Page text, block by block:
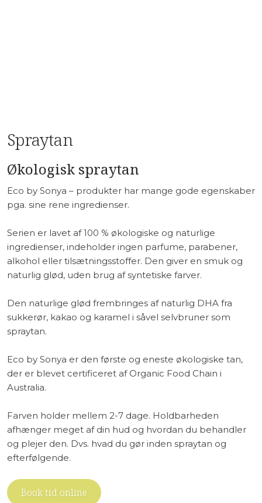
Spraytan
Økologisk spraytan
Eco by Sonya – produkter har mange gode egenskaber
pga. sine rene ingredienser.
Serien er lavet af 100 % økologiske og naturlige
ingredienser, indeholder ingen parfume, parabener,
alkohol eller tilsætningsstoffer. Den giver en smuk og
naturlig glød, uden brug af syntetiske farver.
Den naturlige glød frembringes af naturlig DHA fra
sukkerør, kakao og karamel i såvel selvbruner som
spraytan.
Eco by Sonya er den første og eneste økologiske tan,
der er blevet certificeret af Organic Food Chain i
Australia.
Farven holder mellem 2-7 dage. Holdbarheden
afhænger meget af din hud og hvordan du behandler
og plejer den. Dvs. hvad du gør inden spraytan og
efterfølgende.
Book tid online